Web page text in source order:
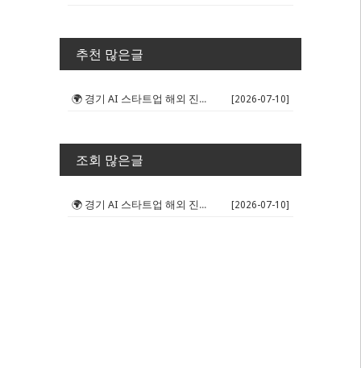
추천 많은글
🌍 경기 AI 스타트업 해외 진출 판... [2026-07-10]
조회 많은글
🌍 경기 AI 스타트업 해외 진출 판... [2026-07-10]